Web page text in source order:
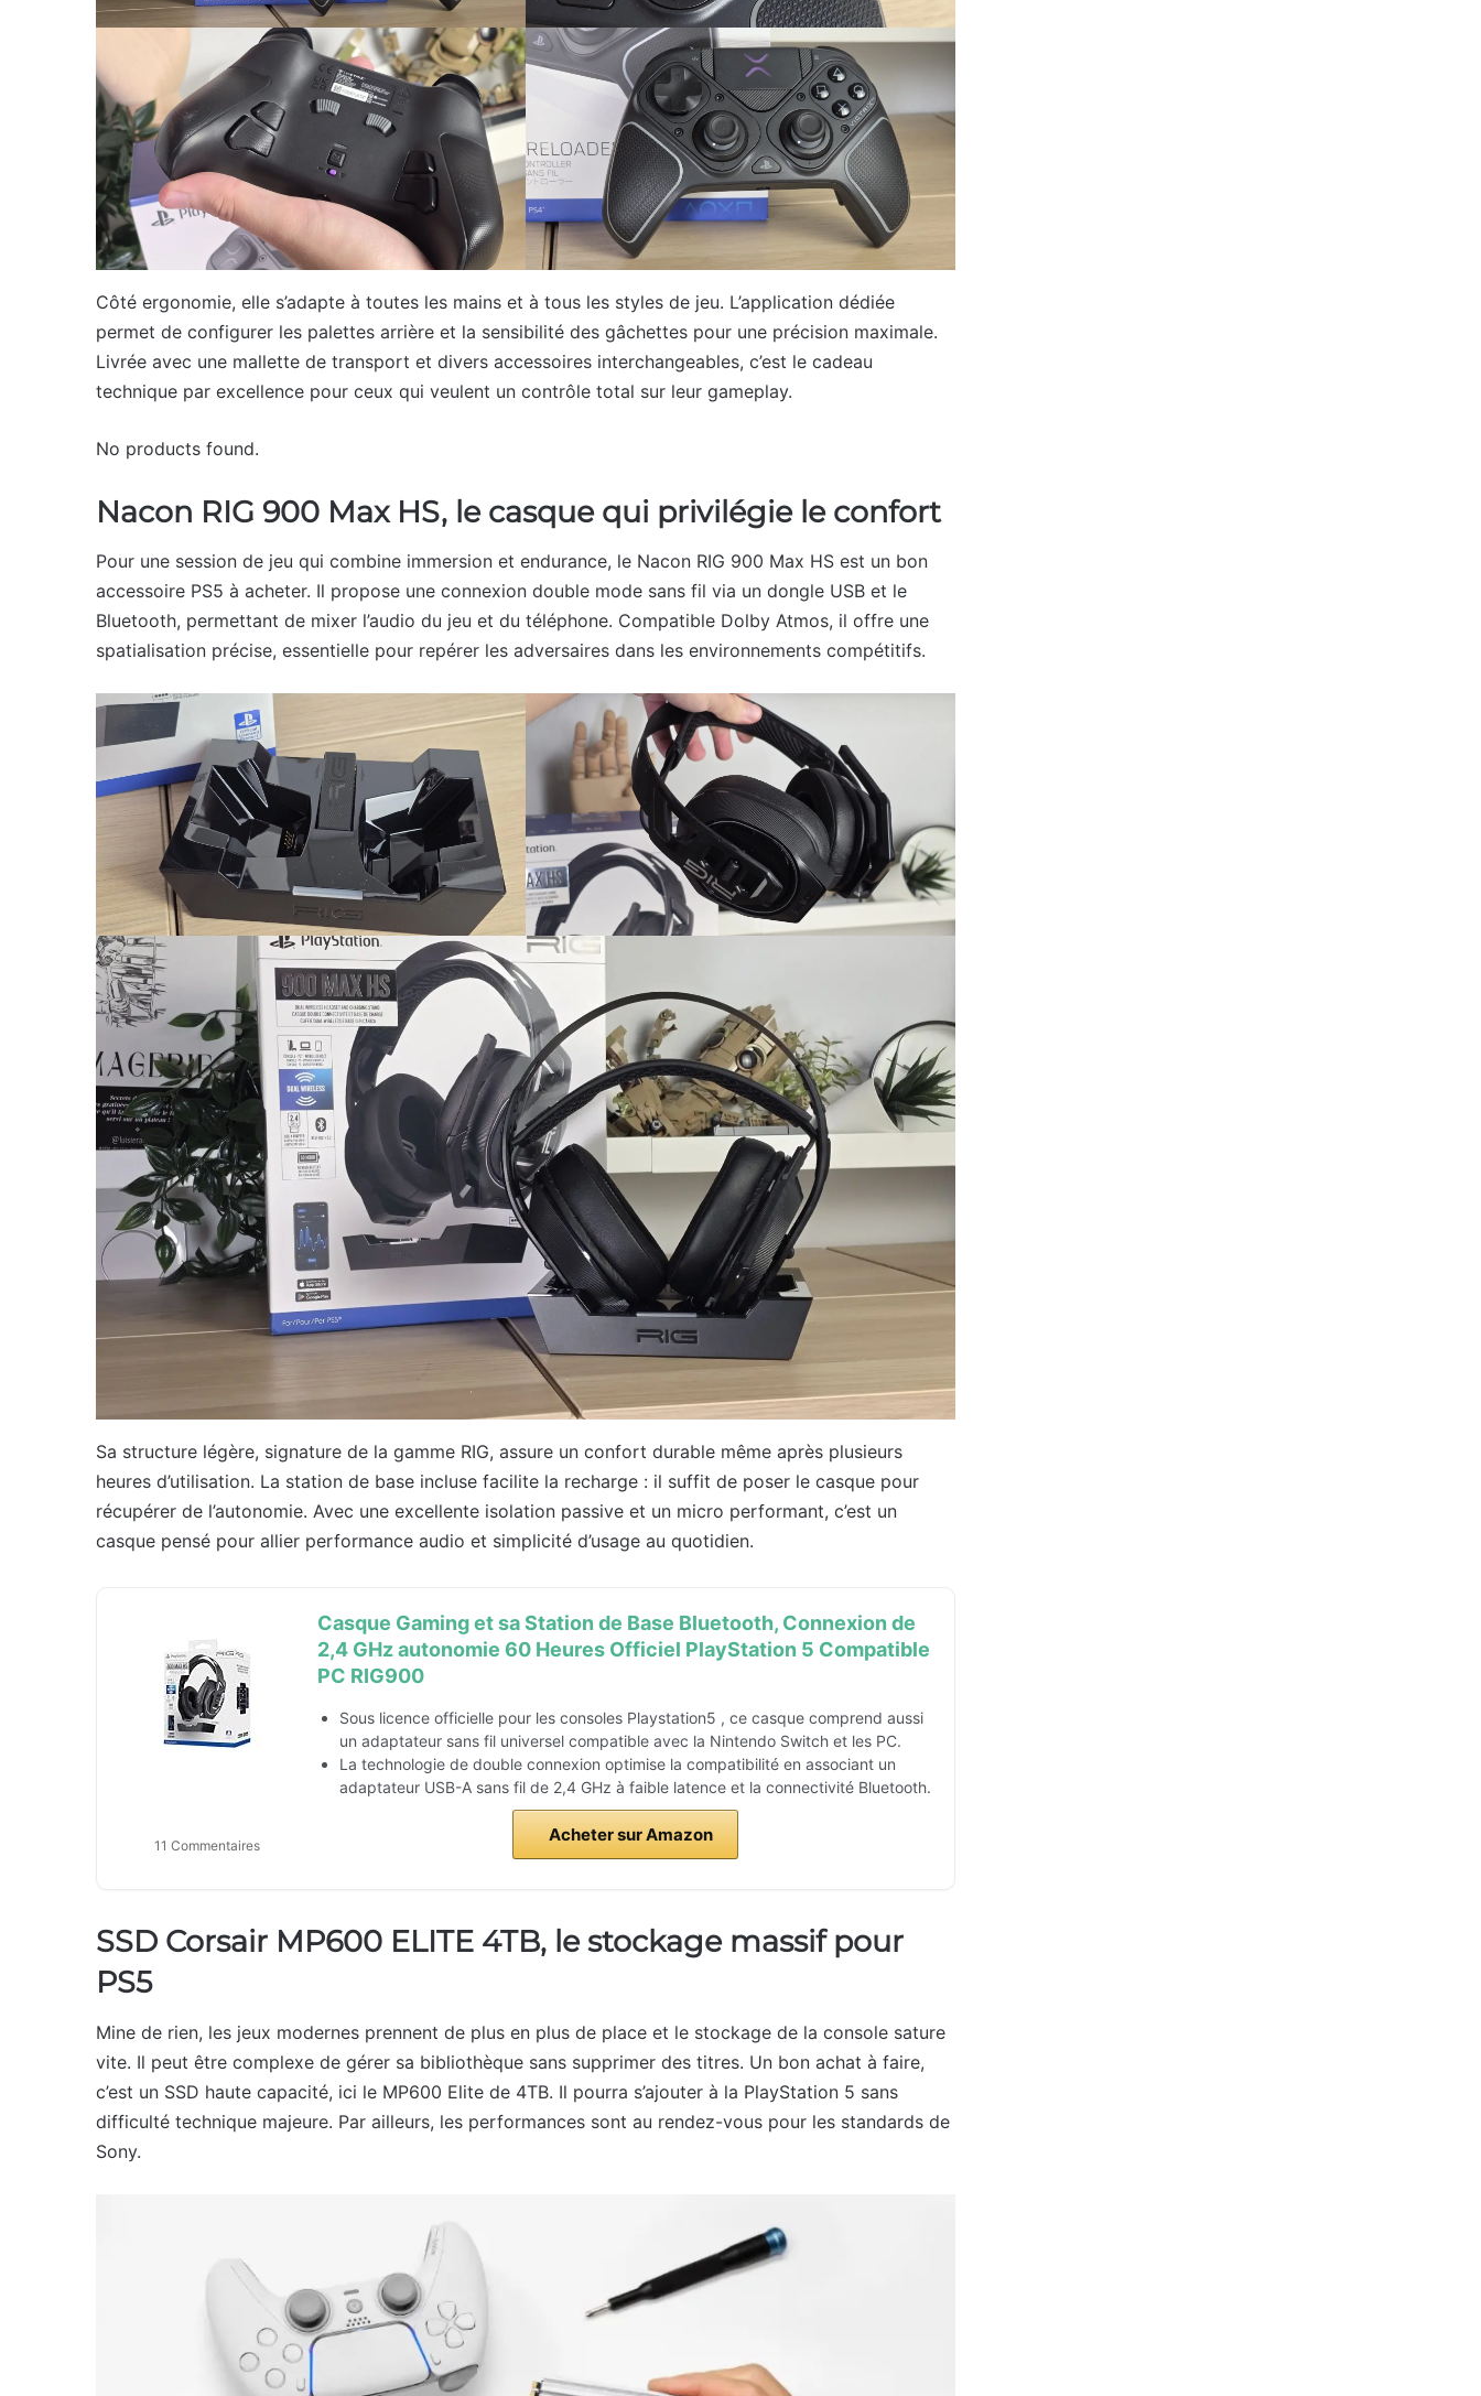
Côté ergonomie, elle s’adapte à toutes les mains et à tous les styles de jeu. L’application dédiée
permet de configurer les palettes arrière et la sensibilité des gâchettes pour une précision maximale.
Livrée avec une mallette de transport et divers accessoires interchangeables, c’est le cadeau
technique par excellence pour ceux qui veulent un contrôle total sur leur gameplay.
No products found.
Nacon RIG 900 Max HS, le casque qui privilégie le confort
Pour une session de jeu qui combine immersion et endurance, le Nacon RIG 900 Max HS est un bon
accessoire PS5 à acheter. Il propose une connexion double mode sans fil via un dongle USB et le
Bluetooth, permettant de mixer l’audio du jeu et du téléphone. Compatible Dolby Atmos, il offre une
spatialisation précise, essentielle pour repérer les adversaires dans les environnements compétitifs.
Sa structure légère, signature de la gamme RIG, assure un confort durable même après plusieurs
heures d’utilisation. La station de base incluse facilite la recharge : il suffit de poser le casque pour
récupérer de l’autonomie. Avec une excellente isolation passive et un micro performant, c’est un
casque pensé pour allier performance audio et simplicité d’usage au quotidien.
11 Commentaires
Casque Gaming et sa Station de Base Bluetooth, Connexion de
2,4 GHz autonomie 60 Heures Officiel PlayStation 5 Compatible
PC RIG900
Sous licence officielle pour les consoles Playstation5 , ce casque comprend aussi
un adaptateur sans fil universel compatible avec la Nintendo Switch et les PC.
La technologie de double connexion optimise la compatibilité en associant un
adaptateur USB-A sans fil de 2,4 GHz à faible latence et la connectivité Bluetooth.
Acheter sur Amazon
SSD Corsair MP600 ELITE 4TB, le stockage massif pour
PS5
Mine de rien, les jeux modernes prennent de plus en plus de place et le stockage de la console sature
vite. Il peut être complexe de gérer sa bibliothèque sans supprimer des titres. Un bon achat à faire,
c’est un SSD haute capacité, ici le MP600 Elite de 4TB. Il pourra s’ajouter à la PlayStation 5 sans
difficulté technique majeure. Par ailleurs, les performances sont au rendez-vous pour les standards de
Sony.